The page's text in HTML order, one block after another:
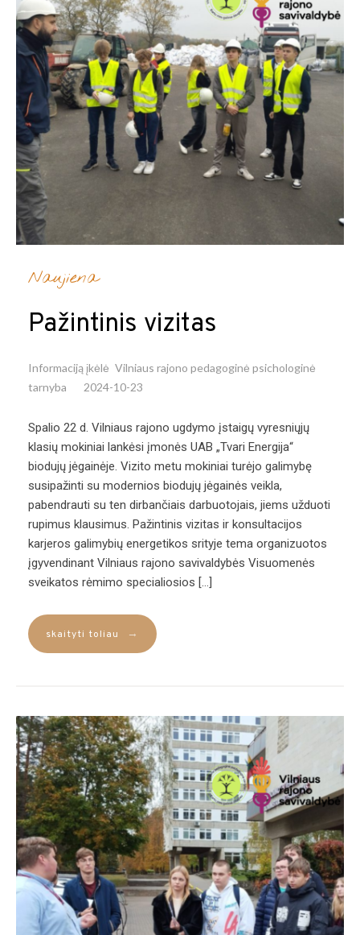
Naujiena
Pažintinis vizitas
Informaciją įkėlė Vilniaus rajono pedagoginė psichologinė
tarnyba
2024-10-23
Spalio 22 d. Vilniaus rajono ugdymo įstaigų vyresniųjų
klasių mokiniai lankėsi įmonės UAB „Tvari Energija“
biodujų jėgainėje. Vizito metu mokiniai turėjo galimybę
susipažinti su modernios biodujų jėgainės veikla,
pabendrauti su ten dirbančiais darbuotojais, jiems užduoti
rupimus klausimus. Pažintinis vizitas ir konsultacijos
karjeros galimybių energetikos srityje tema organizuotos
įgyvendinant Vilniaus rajono savivaldybės Visuomenės
sveikatos rėmimo specialiosios […]
skaityti toliau →